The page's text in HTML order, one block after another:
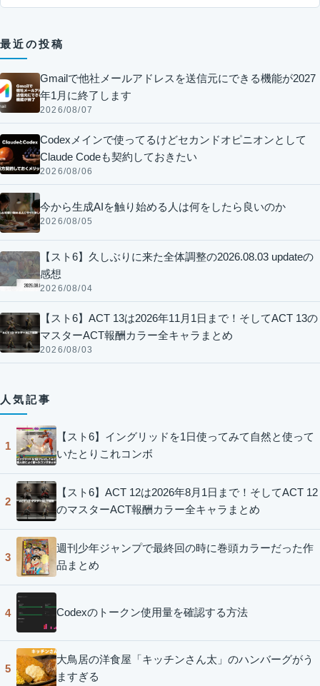
最近の投稿
Gmailで他社メールアドレスを送信元にできる機能が2027
年1月に終了します
2026/08/07
Codexメインで使ってるけどセカンドオピニオンとして
Claude Codeも契約しておきたい
2026/08/06
今から生成AIを触り始める人は何をしたら良いのか
2026/08/05
【スト6】久しぶりに来た全体調整の2026.08.03 updateの
感想
2026/08/04
【スト6】ACT 13は2026年11月1日まで！そしてACT 13の
マスターACT報酬カラー全キャラまとめ
2026/08/03
人気記事
1
【スト6】イングリッドを1日使ってみて自然と使って
いたとりこれコンボ
2
【スト6】ACT 12は2026年8月1日まで！そしてACT 12
のマスターACT報酬カラー全キャラまとめ
3
週刊少年ジャンプで最終回の時に巻頭カラーだった作
品まとめ
4 Codexのトークン使用量を確認する方法
5
大鳥居の洋食屋「キッチンさん太」のハンバーグがう
ますぎる